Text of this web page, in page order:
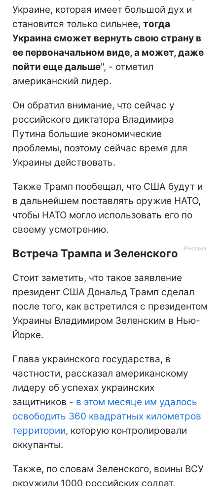
Украине, которая имеет большой дух и
становится только сильнее, тогда
Украина сможет вернуть свою страну в
ее первоначальном виде, а может, даже
пойти еще дальше", - отметил
американский лидер.
Он обратил внимание, что сейчас у
российского диктатора Владимира
Путина большие экономические
проблемы, поэтому сейчас время для
Украины действовать.
Также Трамп пообещал, что США будут и
в дальнейшем поставлять оружие НАТО,
чтобы НАТО могло использовать его по
своему усмотрению.
Встреча Трампа и Зеленского
Стоит заметить, что такое заявление
президент США Дональд Трамп сделал
после того, как встретился с президентом
Украины Владимиром Зеленским в Нью-
Йорке.
Глава украинского государства, в
частности, рассказал американскому
лидеру об успехах украинских
защитников - в этом месяце им удалось
освободить 360 квадратных километров
территории, которую контролировали
оккупанты.
Также, по словам Зеленского, воины ВСУ
окружили 1000 российских солдат.